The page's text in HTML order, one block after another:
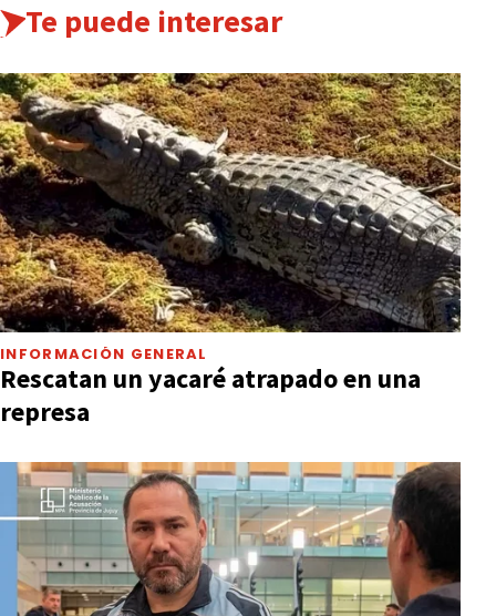
Te puede interesar
INFORMACIÓN GENERAL
Rescatan un yacaré atrapado en una
represa